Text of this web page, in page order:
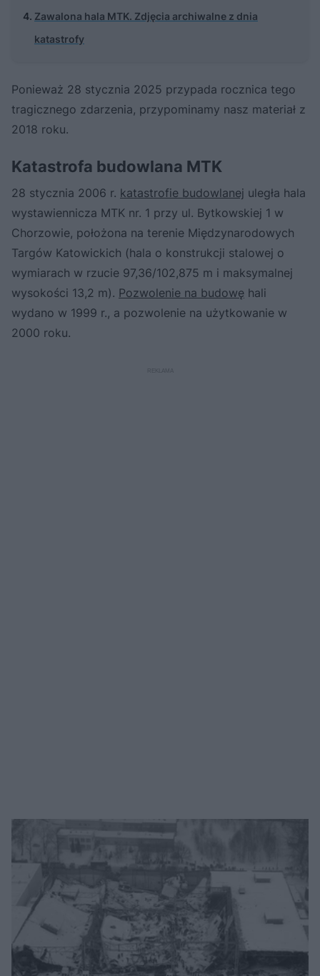
Zawalona hala MTK. Zdjęcia archiwalne z dnia
katastrofy
Ponieważ 28 stycznia 2025 przypada rocznica tego
tragicznego zdarzenia, przypominamy nasz materiał z
2018 roku.
Katastrofa budowlana MTK
28 stycznia 2006 r. katastrofie budowlanej uległa hala
wystawiennicza MTK nr. 1 przy ul. Bytkowskiej 1 w
Chorzowie, położona na terenie Międzynarodowych
Targów Katowickich (hala o konstrukcji stalowej o
wymiarach w rzucie 97,36/102,875 m i maksymalnej
wysokości 13,2 m). Pozwolenie na budowę hali
wydano w 1999 r., a pozwolenie na użytkowanie w
2000 roku.